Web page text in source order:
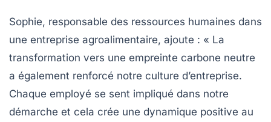
Sophie, responsable des ressources humaines dans
une entreprise agroalimentaire, ajoute : « La
transformation vers une empreinte carbone neutre
a également renforcé notre culture d’entreprise.
Chaque employé se sent impliqué dans notre
démarche et cela crée une dynamique positive au